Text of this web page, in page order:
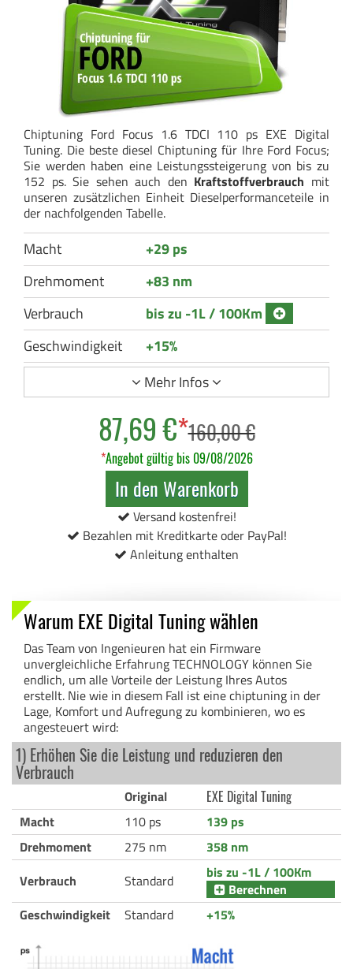
Chiptuning Ford Focus 1.6 TDCI 110 ps EXE Digital
Tuning. Die beste diesel Chiptuning für Ihre Ford Focus;
Sie werden haben eine Leistungssteigerung von bis zu
152 ps. Sie sehen auch den Kraftstoffverbrauch mit
unseren zusätzlichen Einheit Dieselperformanceteile in
der nachfolgenden Tabelle.
Macht
+29 ps
Drehmoment
+83 nm
Verbrauch
bis zu -1L / 100Km
Geschwindigkeit
+15%
Mehr Infos
87,69 €*160,00 €
*Angebot gültig bis 09/08/2026
In den Warenkorb
Versand kostenfrei!
Bezahlen mit Kreditkarte oder PayPal!
Anleitung enthalten
Warum EXE Digital Tuning wählen
Das Team von Ingenieuren hat ein Firmware
unvergleichliche Erfahrung TECHNOLOGY können Sie
endlich, um alle Vorteile der Leistung Ihres Autos
erstellt. Nie wie in diesem Fall ist eine chiptuning in der
Lage, Komfort und Aufregung zu kombinieren, wo es
angesteuert wird:
1) Erhöhen Sie die Leistung und reduzieren den
Verbrauch
Original
EXE Digital Tuning
Macht
110 ps
139 ps
Drehmoment
275 nm
358 nm
Verbrauch
Standard
bis zu -1L / 100Km
Berechnen
Geschwindigkeit
Standard +15%